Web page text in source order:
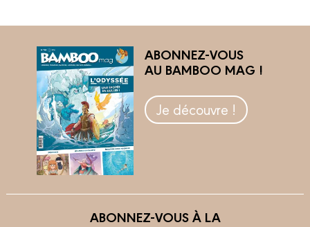
ABONNEZ-VOUS
AU BAMBOO MAG !
Je découvre !
ABONNEZ-VOUS À LA